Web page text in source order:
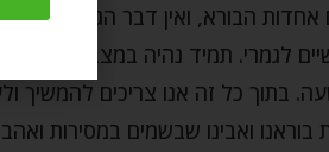
הבורא, ואין דבר הגורם
לגמרי. תמיד נהיה במצב של עבדות
בתוך כל זה אנו צריכים להמשיך
בוראנו ואבינו שבשמים במסירות